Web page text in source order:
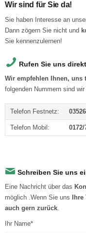
Wir sind für Sie da!
Sie haben Interesse an
Dann zögern Sie nicht und
Sie kennenzulernen!
Rufen Sie uns
Wir empfehlen Ihnen, uns
folgenden Nummern sind
Telefon Festnetz:
Telefon Mobil: 0172/
Schreiben Sie uns
Eine Nachricht über das
möglich .Wenn Sie uns
auch gern zurück.
Ihr Name*